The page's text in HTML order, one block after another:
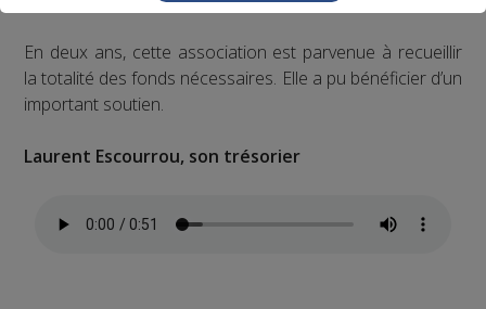
En deux ans, cette association est parvenue à recueillir
la totalité des fonds nécessaires. Elle a pu bénéficier d’un
important soutien.
Laurent Escourrou, son trésorier